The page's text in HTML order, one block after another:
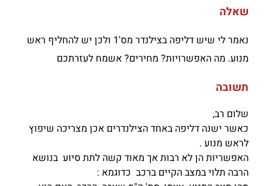
שאלה
נאמר לי שיש דליפה בצילנדר מס'1 ולכן יש להחליף ראש
מנוע. מה האפשרויות? מחירים? אשמח לעזרתכם
תשובה
שלום רב,
כאשר ישנה דליפה באחד הצילנדרים אכן מצריכה שיפוץ
לראש מנוע .
האפשריות הן לא רבות אך מאוד קשה לתת סיוע בנושא
הרבה תלוי במצב הקיים ברכב כדוגמא :